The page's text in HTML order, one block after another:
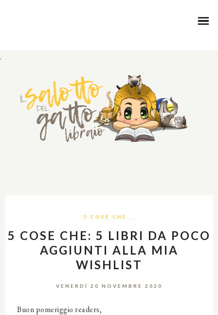
.
5 COSE CHE...
5 COSE CHE: 5 LIBRI DA POCO
AGGIUNTI ALLA MIA
WISHLIST
VENERDÌ 20 NOVEMBRE 2020
Buon pomeriggio readers,